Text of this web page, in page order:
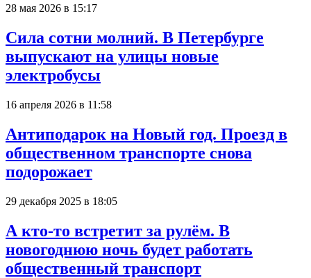
28 мая 2026 в 15:17
Сила сотни молний. В Петербурге
выпускают на улицы новые
электробусы
16 апреля 2026 в 11:58
Антиподарок на Новый год. Проезд в
общественном транспорте снова
подорожает
29 декабря 2025 в 18:05
А кто-то встретит за рулём. В
новогоднюю ночь будет работать
общественный транспорт